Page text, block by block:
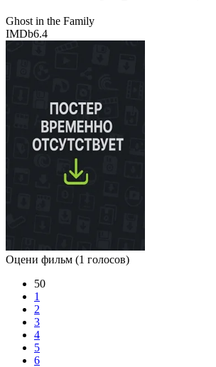
Ghost in the Family
IMDb6.4
Оцени фильм (1 голосов)
50
1
2
3
4
5
6